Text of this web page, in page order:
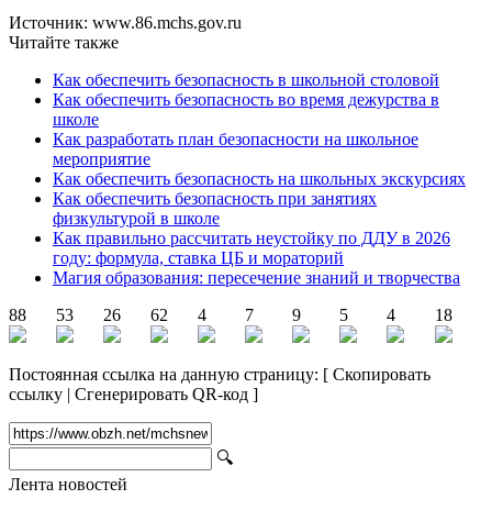
Источник: www.86.mchs.gov.ru
Читайте также
Как обеспечить безопасность в школьной столовой
Как обеспечить безопасность во время дежурства в
школе
Как разработать план безопасности на школьное
мероприятие
Как обеспечить безопасность на школьных экскурсиях
Как обеспечить безопасность при занятиях
физкультурой в школе
Как правильно рассчитать неустойку по ДДУ в 2026
году: формула, ставка ЦБ и мораторий
Магия образования: пересечение знаний и творчества
88
53 26 62 4 7 9 5 4 18
Постоянная ссылка на данную страницу: [ Скопировать
ссылку | Сгенерировать QR-код ]
🔍
Лента новостей